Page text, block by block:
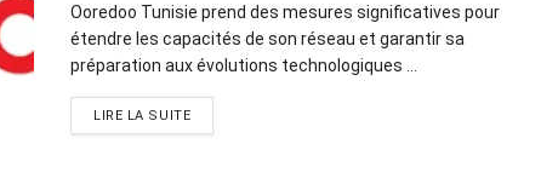
Ooredoo Tunisie prend des mesures significatives pour
étendre les capacités de son réseau et garantir sa
préparation aux évolutions technologiques ...
LIRE LA SUITE